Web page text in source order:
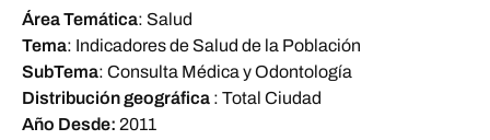
Área Temática: Salud
Tema: Indicadores de Salud de la Población
SubTema: Consulta Médica y Odontología
Distribución geográfica : Total Ciudad
Año Desde: 2011